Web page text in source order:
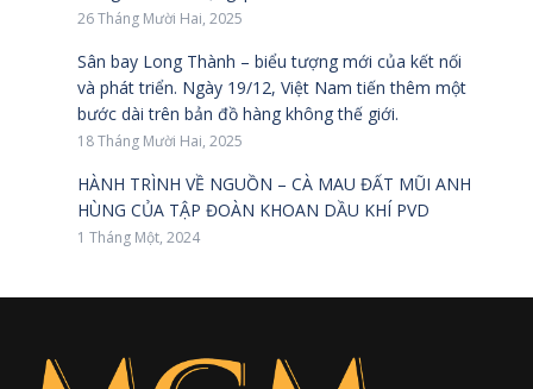
26 Tháng Mười Hai, 2025
Sân bay Long Thành – biểu tượng mới của kết nối
và phát triển. Ngày 19/12, Việt Nam tiến thêm một
bước dài trên bản đồ hàng không thế giới.
18 Tháng Mười Hai, 2025
HÀNH TRÌNH VỀ NGUỒN – CÀ MAU ĐẤT MŨI ANH
HÙNG CỦA TẬP ĐOÀN KHOAN DẦU KHÍ PVD
1 Tháng Một, 2024